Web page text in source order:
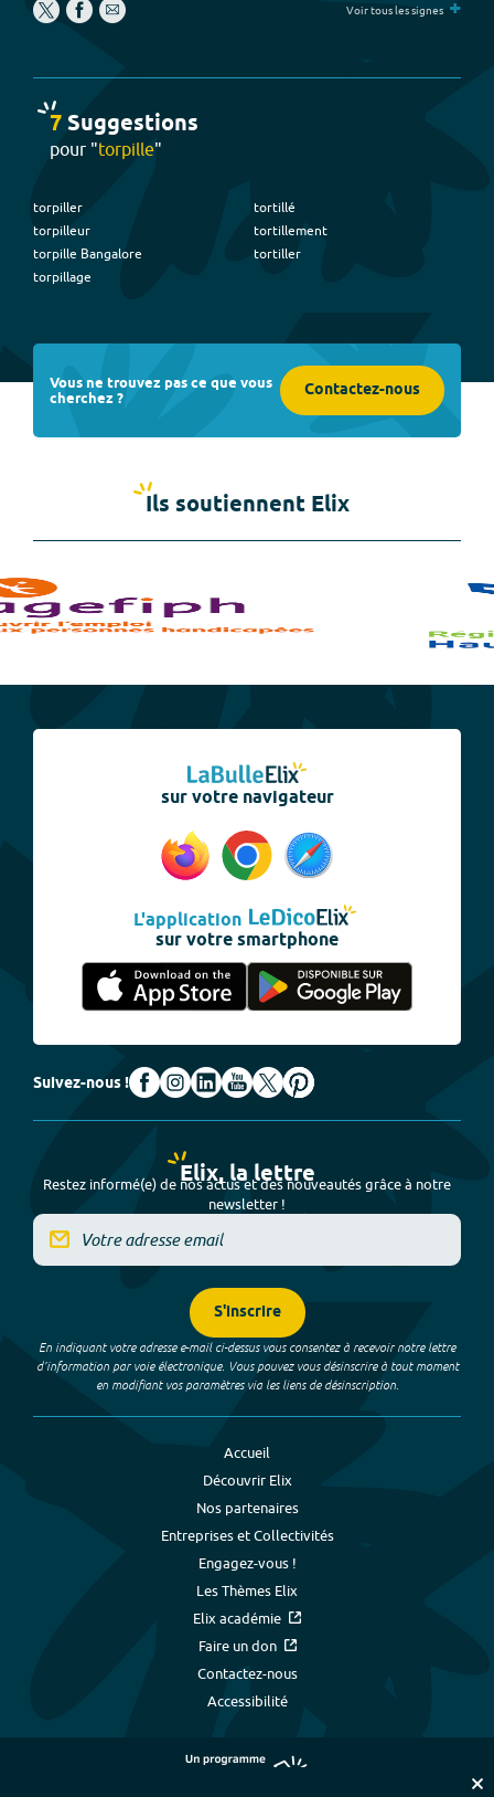
Voir tous les signes +
7Suggestions
pour "torpille"
torpiller
torpilleur
torpille Bangalore
torpillage
tortillé
tortillement
tortiller
Vous ne trouvez pas ce que vous
cherchez ? Contactez-nous
Ils soutiennent Elix
sur votre navigateur
L'application
sur votre smartphone
Suivez-nous !
Elix, la lettre
Restez informé(e) de nos actus et des nouveautés grâce à notre
newsletter !
S'inscrire
En indiquant votre adresse e-mail ci-dessus vous consentez à recevoir notre lettre
d’information par voie électronique. Vous pouvez vous désinscrire à tout moment
en modifiant vos paramètres via les liens de désinscription.
Accueil
Découvrir Elix
Nos partenaires
Entreprises et Collectivités
Engagez-vous !
Les Thèmes Elix
Elix académie
Faire un don
Contactez-nous
Accessibilité